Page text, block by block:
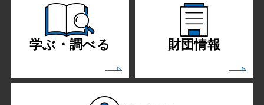
学ぶ・調べる 財団情報